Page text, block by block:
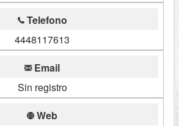
Telefono
4448117613
Email
Sin registro
Web